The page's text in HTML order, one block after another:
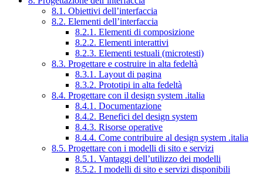
8.1. Obiettivi dell’interfaccia
8.2. Elementi dell’interfaccia
8.2.1. Elementi di composizione
8.2.2. Elementi interattivi
8.2.3. Elementi testuali (microtesti)
8.3. Progettare e costruire in alta fedeltà
8.3.1. Layout di pagina
8.3.2. Prototipi in alta fedeltà
8.4. Progettare con il design system .italia
8.4.1. Documentazione
8.4.2. Benefici del design system
8.4.3. Risorse operative
8.4.4. Come contribuire al design system .italia
8.5. Progettare con i modelli di sito e servizi
8.5.1. Vantaggi dell’utilizzo dei modelli
8.5.2. I modelli di sito e servizi disponibili